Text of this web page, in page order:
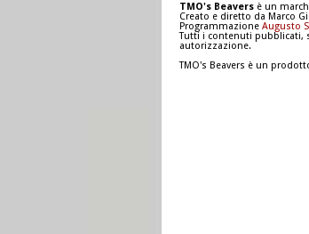
TMO's Beavers è un
Creato e diretto da Marco
Programmazione Augusto
Tutti i contenuti pubblicati,
autorizzazione.
TMO's Beavers è un